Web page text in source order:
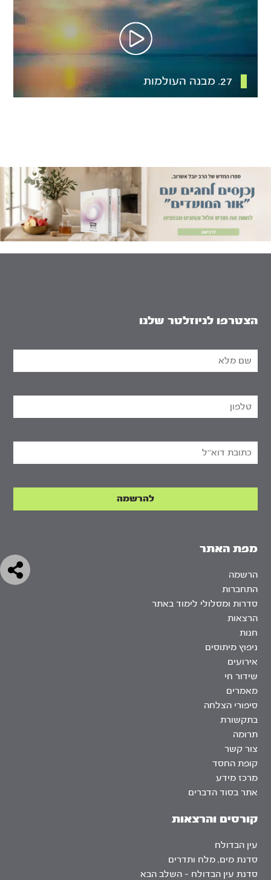
27. מבנה העולמות
מפת האתר
הרשמה
התחברות
סדרות ומסלולי לימוד באתר
הרצאות
חנות
ניפוץ מיתוסים
אירועים
שידור חי
מאמרים
סיפורי הצלחה
בתקשורת
תרומה
צור קשר
קופת החסד
מרכז מידע
אתר בסוד הדברים
קורסים והרצאות
עין הבדולח
סדנת מים, מלח ותדרים
סדנת עין הבדולח – השלב הבא
הצטרפו לניוזלטר שלנו